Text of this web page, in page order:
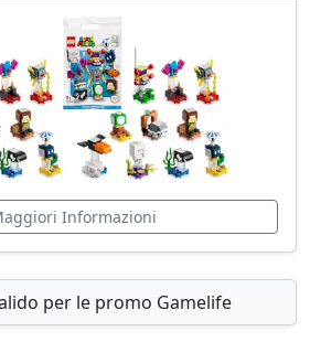
Informazioni
per le promo Gamelife